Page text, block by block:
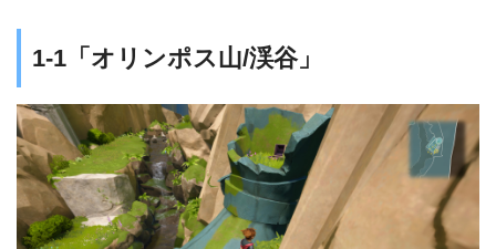
1-1「オリンポス山/渓谷」